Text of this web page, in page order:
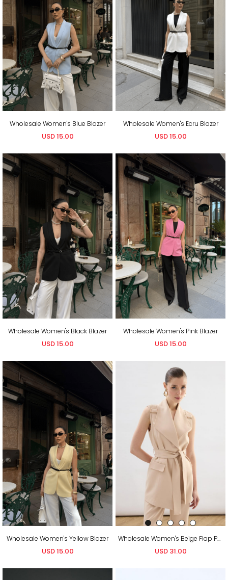
Wholesale Women's Blue Blazer
USD 15.00
Wholesale Women's Ecru Blazer
USD 15.00
Wholesale Women's Black Blazer
USD 15.00
Wholesale Women's Pink Blazer
USD 15.00
Wholesale Women's Yellow Blazer
USD 15.00
Wholesale Women's Beige Flap Pockets Waistcoat with Belt
USD 31.00